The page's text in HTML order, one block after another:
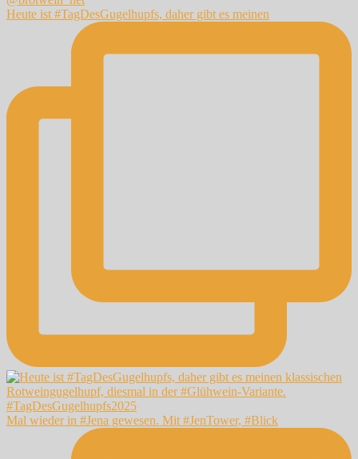
Heute ist #TagDesGugelhupfs, daher gibt es meinen
Mal wieder in #Jena gewesen. Mit #JenTower, #Blick